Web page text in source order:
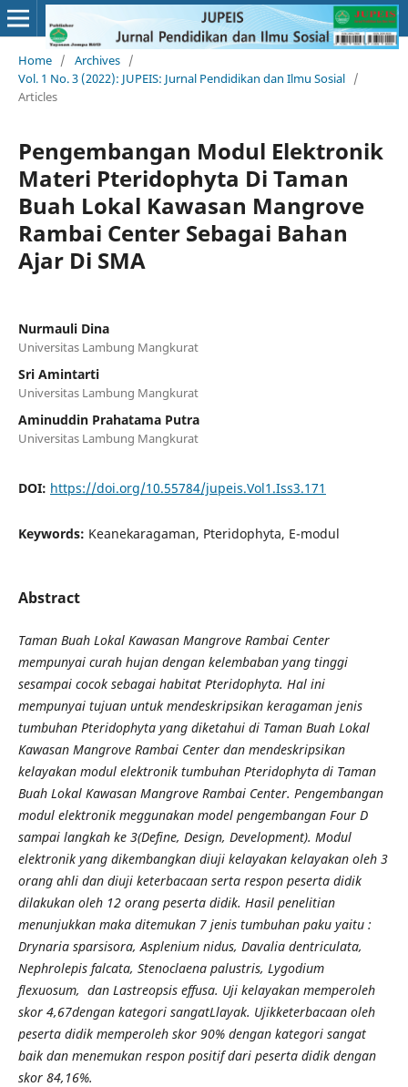
Home / Archives /
Vol. 1 No. 3 (2022): JUPEIS: Jurnal Pendidikan dan Ilmu Sosial /
Articles
Pengembangan Modul Elektronik
Materi Pteridophyta Di Taman
Buah Lokal Kawasan Mangrove
Rambai Center Sebagai Bahan
Ajar Di SMA
Nurmauli Dina
Universitas Lambung Mangkurat
Sri Amintarti
Universitas Lambung Mangkurat
Aminuddin Prahatama Putra
Universitas Lambung Mangkurat
DOI: https://doi.org/10.55784/jupeis.Vol1.Iss3.171
Keywords: Keanekaragaman, Pteridophyta, E-modul
Abstract
Taman Buah Lokal Kawasan Mangrove Rambai Center
mempunyai curah hujan dengan kelembaban yang tinggi
sesampai cocok sebagai habitat Pteridophyta. Hal ini
mempunyai tujuan untuk mendeskripsikan keragaman jenis
tumbuhan Pteridophyta yang diketahui di Taman Buah Lokal
Kawasan Mangrove Rambai Center dan mendeskripsikan
kelayakan modul elektronik tumbuhan Pteridophyta di Taman
Buah Lokal Kawasan Mangrove Rambai Center. Pengembangan
modul elektronik meggunakan model pengembangan Four D
sampai langkah ke 3(Define, Design, Development). Modul
elektronik yang dikembangkan diuji kelayakan kelayakan oleh 3
orang ahli dan diuji keterbacaan serta respon peserta didik
dilakukan oleh 12 orang peserta didik. Hasil penelitian
menunjukkan maka ditemukan 7 jenis tumbuhan paku yaitu :
Drynaria sparsisora, Asplenium nidus, Davalia dentriculata,
Nephrolepis falcata, Stenoclaena palustris, Lygodium
flexuosum, dan Lastreopsis effusa. Uji kelayakan memperoleh
skor 4,67dengan kategori sangatLlayak. Ujikketerbacaan oleh
peserta didik memperoleh skor 90% dengan kategori sangat
baik dan menemukan respon positif dari peserta didik dengan
skor 84,16%.